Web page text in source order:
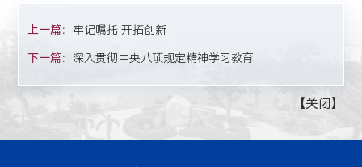
上一篇：牢记嘱托 开拓创新
下一篇：深入贯彻中央八项规定精神学习教育
【关闭 】